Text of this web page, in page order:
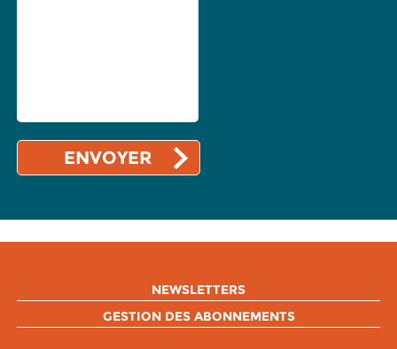
NEWSLETTERS
GESTION DES ABONNEMENTS